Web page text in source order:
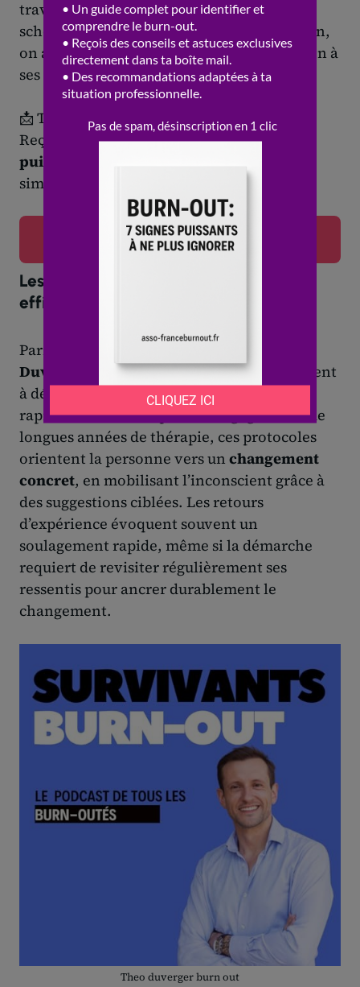
travaillant doucement sur l’anxiété, les
schémas répétitifs ou la perte de motivation,
on apprend à donner une nouvelle direction à
ses pensées et son énergie.
📩 Tu veux savoir si tu frôles le burn-out ?
Reçois gratuitement notre guide"7 signes
puissants à ne plus ignorer"
simplement ton email ci-dessous.
👉 Recevoir mon guide gratuit
Les méthodes quick change : quelle
efficacité ?
Parmi les solutions évoquées par
Duverger
, lesméthodes quick change
visent
à dépasser certains blocages émotionnels
rapidement. Plutôt que de s’engager dans de
longues années de thérapie, ces protocoles
orientent la personne vers un changement
concret, en mobilisant l’inconscient grâce à
des suggestions ciblées. Les retours
d’expérience évoquent souvent un
soulagement rapide, même si la démarche
requiert de revisiter régulièrement ses
ressentis pour ancrer durablement le
changement.
Theo duverger burn out